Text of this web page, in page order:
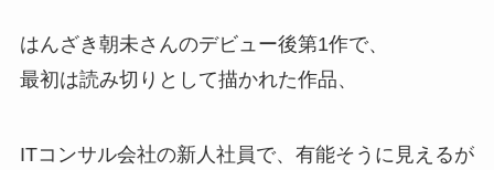
はんざき朝未さんのデビュー後第1作で、
最初は読み切りとして描かれた作品、
ITコンサル会社の新人社員で、有能そうに見えるが